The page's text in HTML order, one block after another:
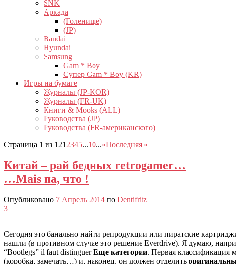
SNK
Аркада
(Голенище)
(JP)
Bandai
Hyundai
Samsung
Gam * Boy
Супер Gam * Boy (KR)
Игры на бумаге
Журналы (JP-KOR)
Журналы (FR-UK)
Книги & Mooks (ALL)
Руководства (JP)
Руководства (FR-американского)
Страница 1 из 121 2345...10...»Последняя »
Китай – рай бедных retrogamer…
…Mais па, что !
Опубликовано 7 Апрель 2014 по Dentifritz
3
Сегодня это банально найти репродукции или пиратские
нашли (в противном случае это решение Everdrive). Я думаю,
“Bootlegs” il faut distinguerЕще категории. Первая классификация
(коробка, замечать…) и, наконец, он должен отделить